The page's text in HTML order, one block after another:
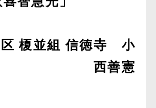
区 榎並組 信徳寺 小
西善憲